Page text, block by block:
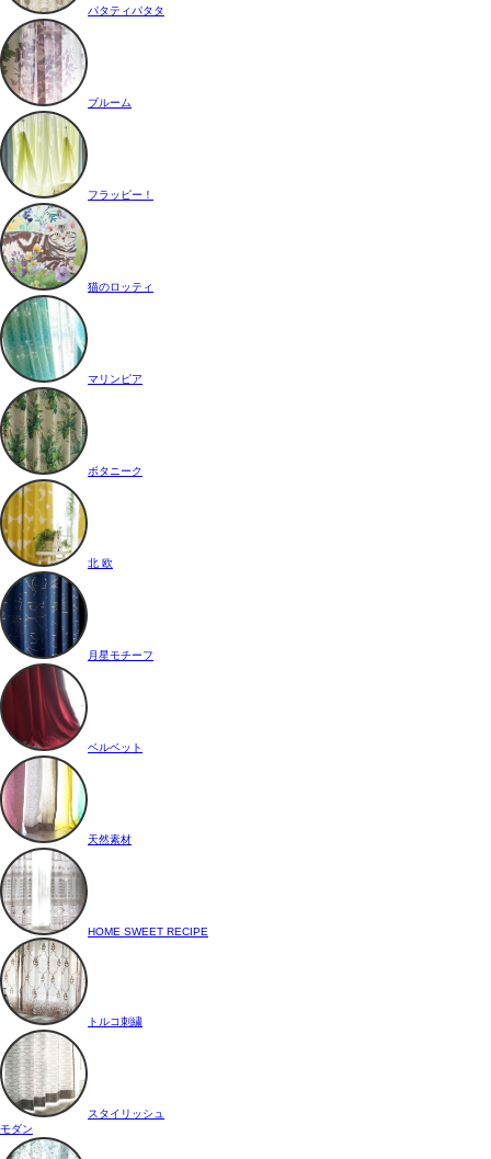
パタティパタタ
ブルーム
フラッピー！
猫のロッティ
マリンピア
ボタニーク
北 欧
月星モチーフ
ベルベット
天然素材
HOME SWEET RECIPE
トルコ刺繍
スタイリッシュ
モダン